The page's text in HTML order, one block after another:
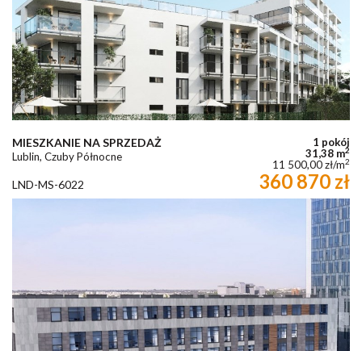
MIESZKANIE NA SPRZEDAŻ
Lublin, Czuby Północne
1 pokój
31,38 m2
11 500,00 zł/m2
LND-MS-6022 360 870 zł